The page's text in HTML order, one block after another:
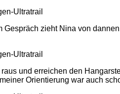
Gespräch zieht Nina von
und erreichen den
Orientierung war auch